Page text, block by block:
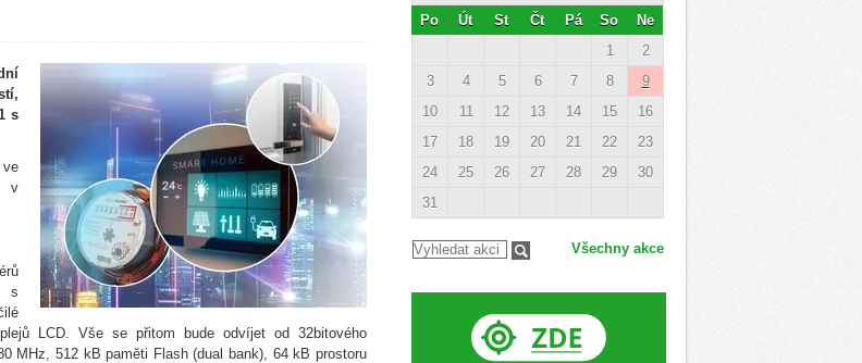
s
v
s
LCD. Vše se přitom bude odvíjet od 32bitového
MHz, 512 kB paměti Flash (dual bank), 64 kB prostoru
Po Út St Čt Pá So
Ne
1
2
3
4 5 6 7 8
9
10
11 12 13 14 15
16
17
18 19 20 21 22
23
24
25 26 27 28 29
30
31
Všechny akce